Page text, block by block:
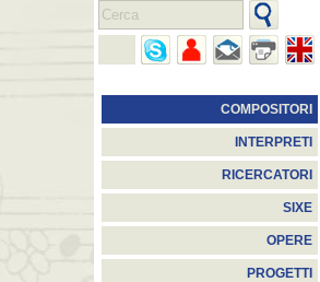
COMPOSITORI
INTERPRETI
RICERCATORI
SIXE
OPERE
PROGETTI